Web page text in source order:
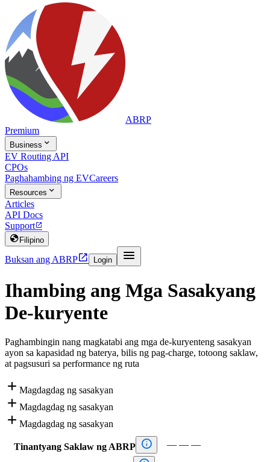
ABRP
Premium
Business 
EV Routing API
CPOs
Paghahambing ng EVCareers
Resources 
Articles
API Docs
Support
 Filipino
Buksan ang ABRP Login 
Ihambing ang Mga Sasakyang
De-kuryente
Paghambingin nang magkatabi ang mga de-kuryenteng sasakyan
ayon sa kapasidad ng baterya, bilis ng pag-charge, totoong saklaw,
at pagsusuri sa performance ng ruta
 Magdagdag ng sasakyan
 Magdagdag ng sasakyan
 Magdagdag ng sasakyan
Tinantyang Saklaw ng ABRP  — — —